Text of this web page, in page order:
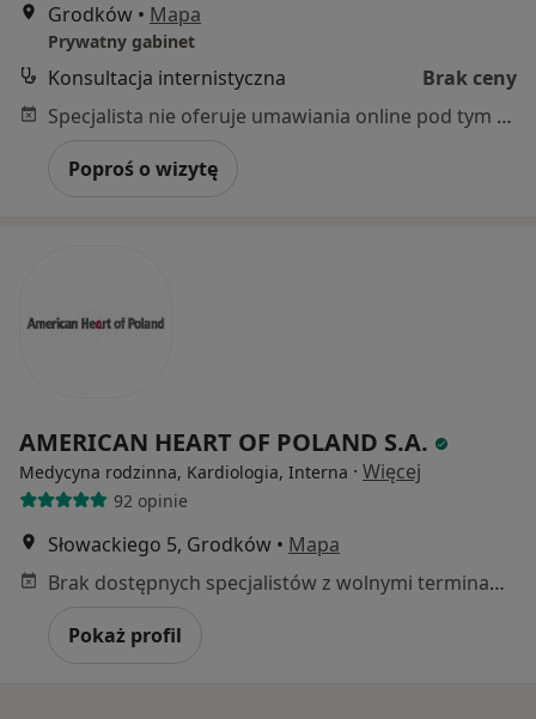
Grodków • Mapa
Prywatny gabinet
Konsultacja internistyczna
Brak ceny
Specjalista nie oferuje umawiania online pod tym adresem.
Poproś o wizytę
AMERICAN HEART OF POLAND S.A.
Medycyna rodzinna, Kardiologia, Interna · Więcej
92 opinie
Słowackiego 5, Grodków • Mapa
Brak dostępnych specjalistów z wolnymi terminami w tym centrum medycznym.
Pokaż profil